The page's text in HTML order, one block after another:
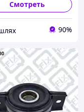
Смотреть
90%